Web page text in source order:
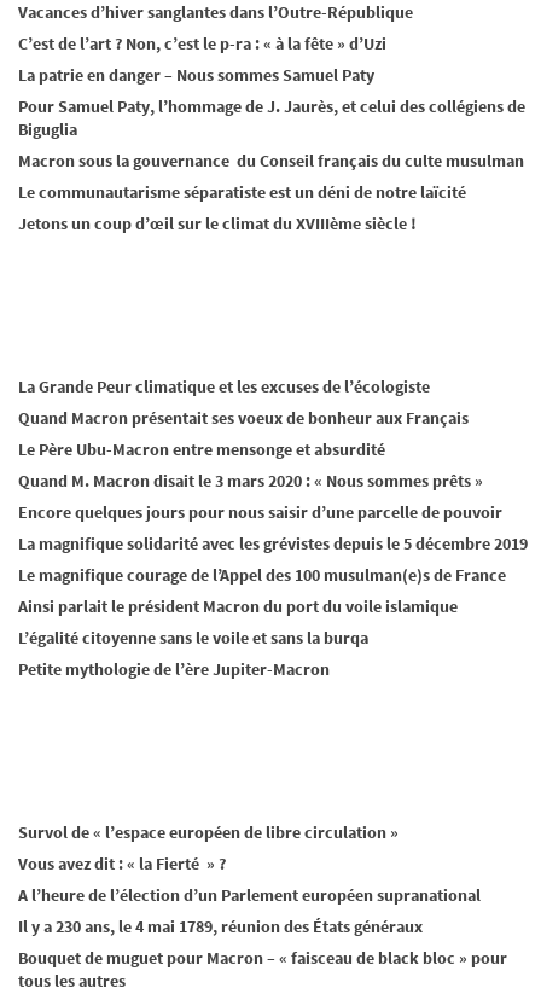
Vacances d’hiver sanglantes dans l’Outre-République
C’est de l’art ? Non, c’est le p-ra : « à la fête » d’Uzi
La patrie en danger – Nous sommes Samuel Paty
Pour Samuel Paty, l’hommage de J. Jaurès, et celui des collégiens de
Biguglia
Macron sous la gouvernance du Conseil français du culte musulman
Le communautarisme séparatiste est un déni de notre laïcité
Jetons un coup d’œil sur le climat du XVIIIème siècle !
La Grande Peur climatique et les excuses de l’écologiste
Quand Macron présentait ses voeux de bonheur aux Français
Le Père Ubu-Macron entre mensonge et absurdité
Quand M. Macron disait le 3 mars 2020 : « Nous sommes prêts »
Encore quelques jours pour nous saisir d’une parcelle de pouvoir
La magnifique solidarité avec les grévistes depuis le 5 décembre 2019
Le magnifique courage de l’Appel des 100 musulman(e)s de France
Ainsi parlait le président Macron du port du voile islamique
L’égalité citoyenne sans le voile et sans la burqa
Petite mythologie de l’ère Jupiter-Macron
Survol de « l’espace européen de libre circulation »
Vous avez dit : « la Fierté » ?
A l’heure de l’élection d’un Parlement européen supranational
Il y a 230 ans, le 4 mai 1789, réunion des États généraux
Bouquet de muguet pour Macron – « faisceau de black bloc » pour
tous les autres